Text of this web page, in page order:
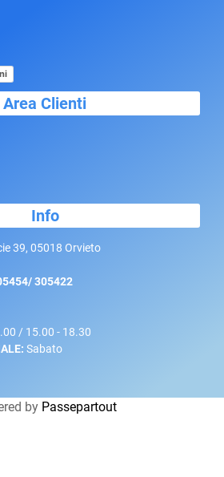
Area Clienti
Info
39, 05018 Orvieto
305422
/ 15.00 - 18.30
Sabato
by Passepartout